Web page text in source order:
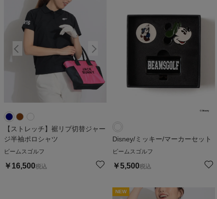
【ストレッチ】裾リブ切替ジャー
ジ半袖ポロシャツ
ビームスゴルフ
￥ 16,500税込
Disney/ミッキー/マーカーセット
ビームスゴルフ
￥5,500税込
NEW